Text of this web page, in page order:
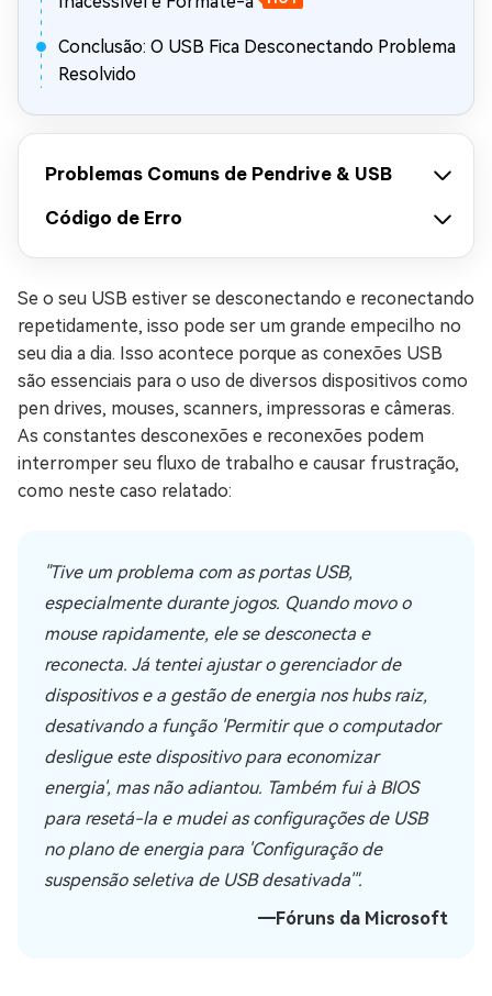
Conclusão: O USB Fica Desconectando Problema
Resolvido
Problemas Comuns de Pendrive & USB
Código de Erro
Se o seu USB estiver se desconectando e reconectando
repetidamente, isso pode ser um grande empecilho no
seu dia a dia. Isso acontece porque as conexões USB
são essenciais para o uso de diversos dispositivos como
pen drives, mouses, scanners, impressoras e câmeras.
As constantes desconexões e reconexões podem
interromper seu fluxo de trabalho e causar frustração,
como neste caso relatado:
"Tive um problema com as portas USB,
especialmente durante jogos. Quando movo o
mouse rapidamente, ele se desconecta e
reconecta. Já tentei ajustar o gerenciador de
dispositivos e a gestão de energia nos hubs raiz,
desativando a função 'Permitir que o computador
desligue este dispositivo para economizar
energia', mas não adiantou. Também fui à BIOS
para resetá-la e mudei as configurações de USB
no plano de energia para 'Configuração de
suspensão seletiva de USB desativada'".
―Fóruns da Microsoft